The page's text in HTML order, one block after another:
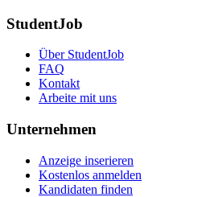
StudentJob
Über StudentJob
FAQ
Kontakt
Arbeite mit uns
Unternehmen
Anzeige inserieren
Kostenlos anmelden
Kandidaten finden